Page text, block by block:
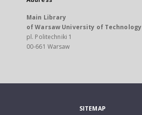
Main Library
of Warsaw University of Technology
pl. Politechniki 1
00-661 Warsaw
SITEMAP